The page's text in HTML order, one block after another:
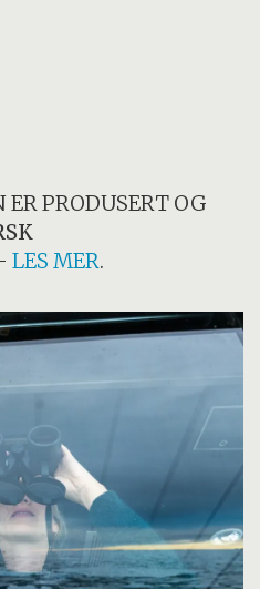
PRODUSERT OG
LES MER.